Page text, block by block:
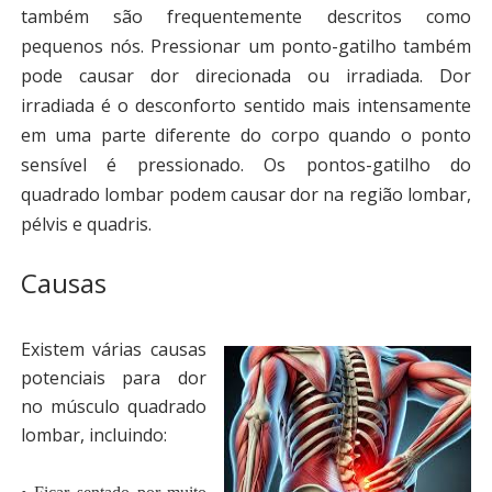
também são frequentemente descritos como
pequenos nós. Pressionar um ponto-gatilho também
pode causar dor direcionada ou irradiada. Dor
irradiada é o desconforto sentido mais intensamente
em uma parte diferente do corpo quando o ponto
sensível é pressionado. Os pontos-gatilho do
quadrado lombar podem causar dor na região lombar,
pélvis e quadris.
Causas
Existem várias causas
potenciais para dor
no músculo quadrado
lombar, incluindo: